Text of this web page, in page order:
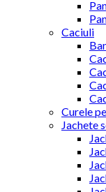
Caciuli
Curele
Jachete